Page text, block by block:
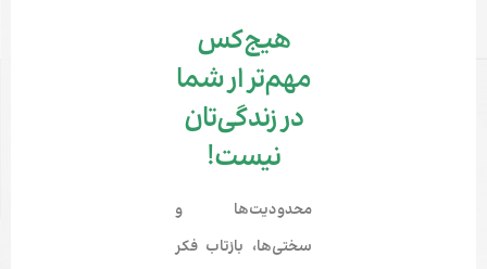
هیج‌کس
مهم‌تر ار شما
در زندگی‌تان
نیست!
محدودیت­‌ها و
سختی‌ها، بازتاب فکر